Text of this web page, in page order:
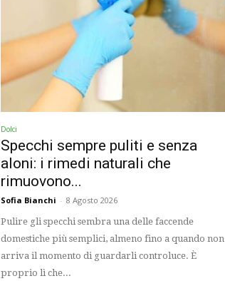
Dolci
Specchi sempre puliti e senza
aloni: i rimedi naturali che
rimuovono...
Sofia Bianchi - 8 Agosto 2026
Pulire gli specchi sembra una delle faccende
domestiche più semplici, almeno fino a quando non
arriva il momento di guardarli controluce. È
proprio lì che...